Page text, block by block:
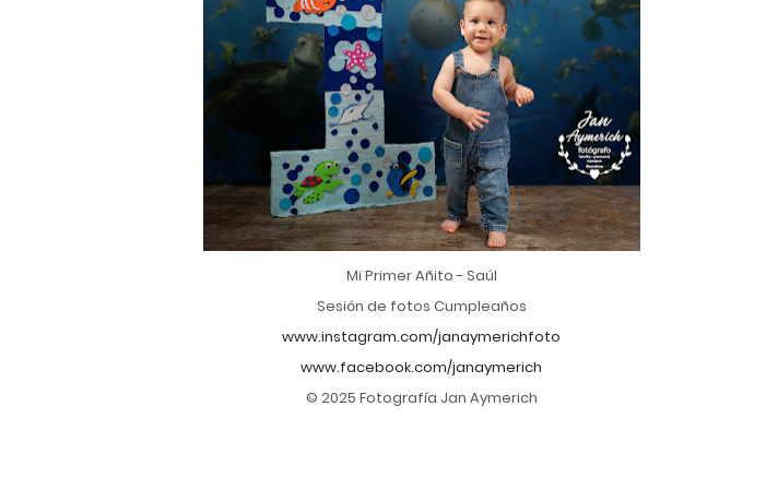
Mi Primer Añito - Saúl
Sesión de fotos Cumpleaños
www.instagram.com/janaymerichfoto
www.facebook.com/janaymerich
© 2025 Fotografía Jan Aymerich